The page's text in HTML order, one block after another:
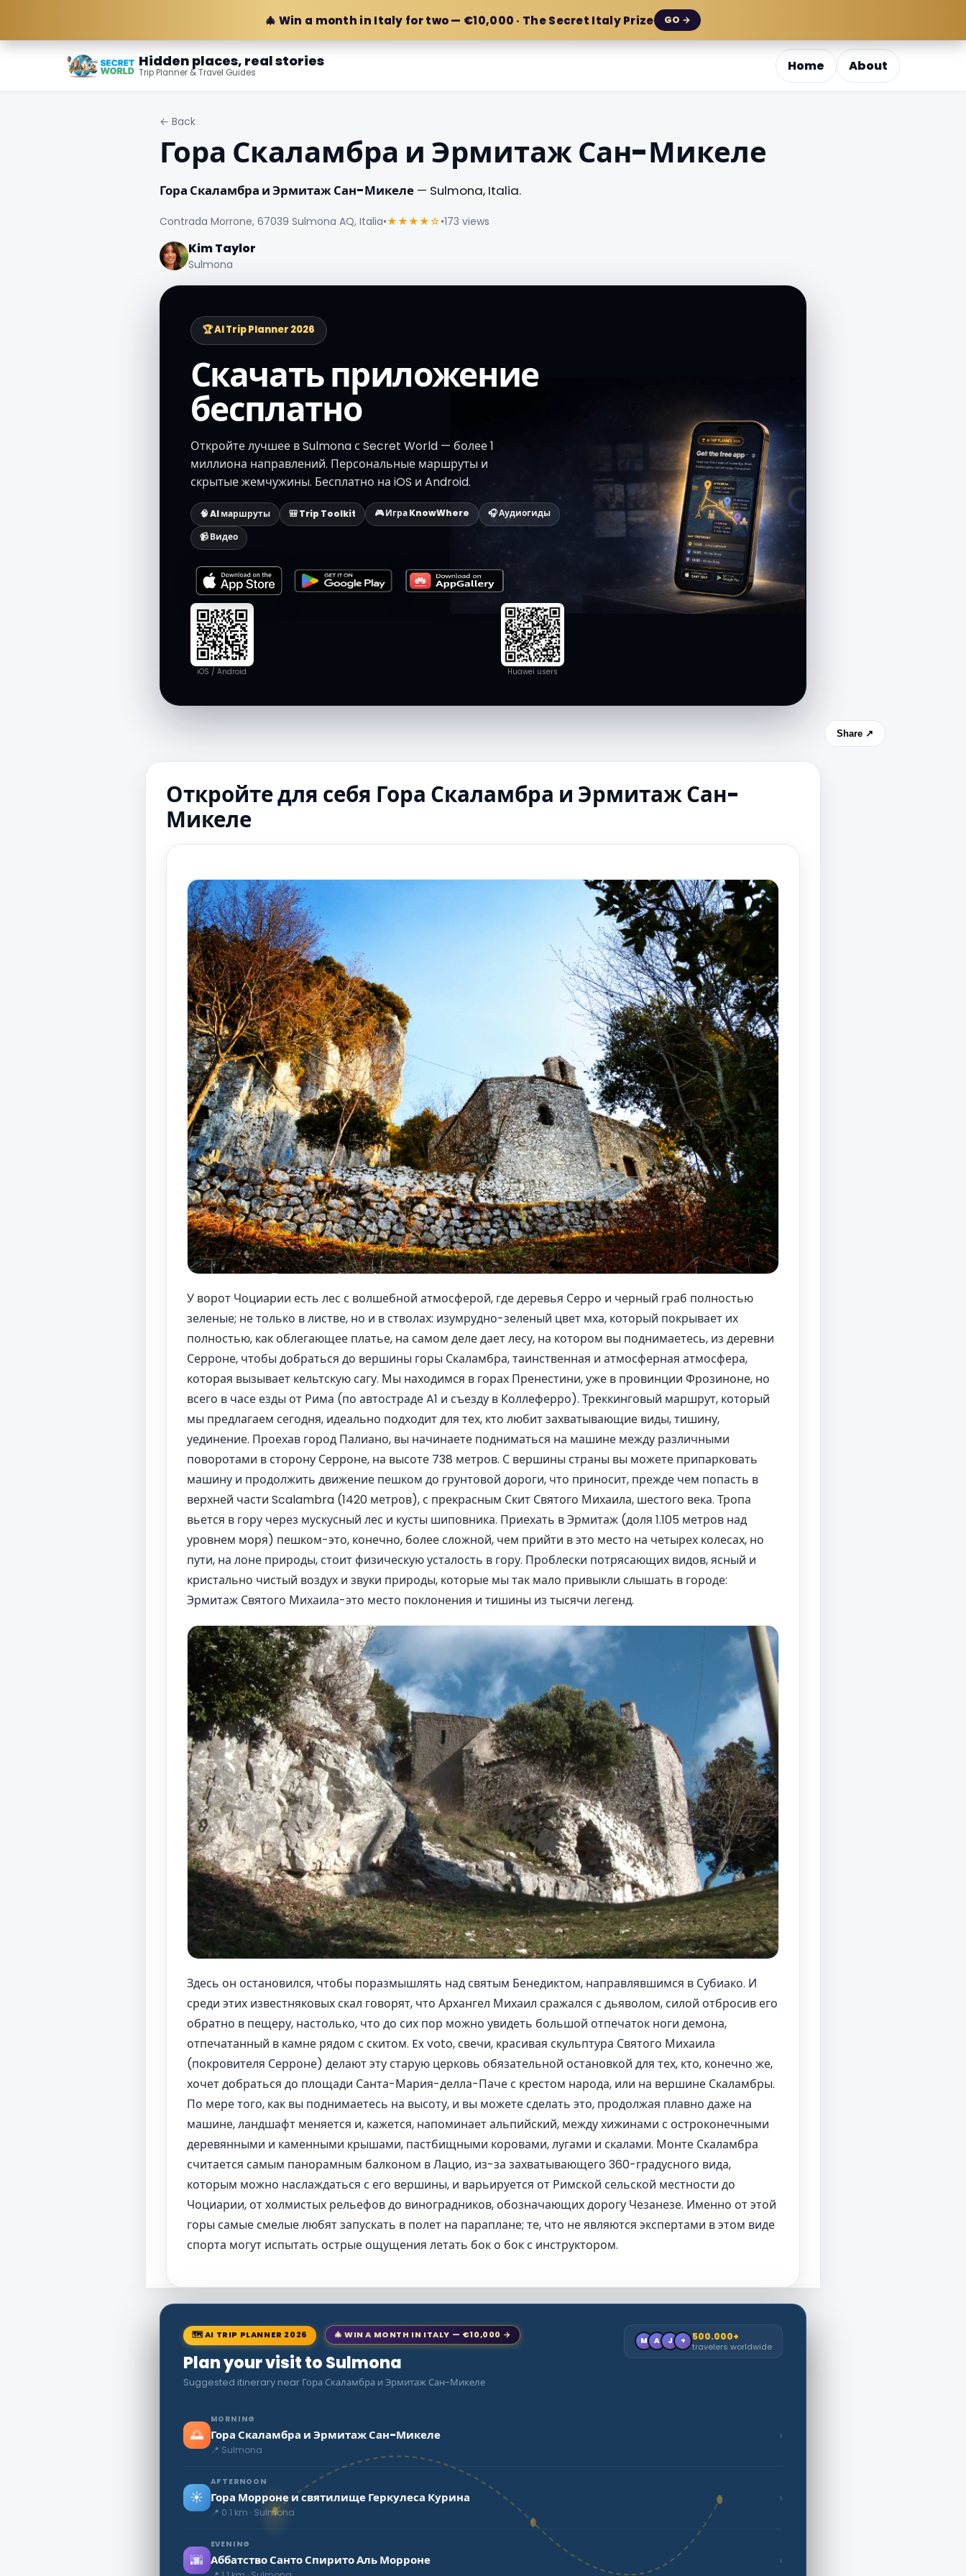
🎄 Win a month in Italy for two — €10,000 · The Secret Italy Prize GO →
Hidden places, real stories
Trip Planner & Travel Guides Home About
← Back
Гора Скаламбра и Эрмитаж Сан-Микеле
Гора Скаламбра и Эрмитаж Сан-Микеле— Sulmona, Italia.
Contrada Morrone, 67039 Sulmona AQ, Italia•★★★★☆•173 views
Kim Taylor
Sulmona
🏆 AI Trip Planner 2026
Скачать приложение
бесплатно
Откройте лучшее в Sulmona с Secret World — более 1
миллиона направлений. Персональные маршруты и
скрытые жемчужины. Бесплатно на iOS и Android.
🧠 AI маршруты 🎒 Trip Toolkit 🎮 Игра KnowWhere
🎧 Аудиогиды
📹 Видео
iOS / Android Huawei users
Share ↗
Откройте для себя Гора Скаламбра и Эрмитаж Сан-
Микеле
У ворот Чоциарии есть лес с волшебной атмосферой, где деревья Серро и черный граб полностью
зеленые; не только в листве, но и в стволах: изумрудно-зеленый цвет мха, который покрывает их
полностью, как облегающее платье, на самом деле дает лесу, на котором вы поднимаетесь, из деревни
Серроне, чтобы добраться до вершины горы Скаламбра, таинственная и атмосферная атмосфера,
которая вызывает кельтскую сагу. Мы находимся в горах Пренестини, уже в провинции Фрозиноне, но
всего в часе езды от Рима (по автостраде A1 и съезду в Коллеферро). Треккинговый маршрут, который
мы предлагаем сегодня, идеально подходит для тех, кто любит захватывающие виды, тишину,
уединение. Проехав город Палиано, вы начинаете подниматься на машине между различными
поворотами в сторону Серроне, на высоте 738 метров. С вершины страны вы можете припарковать
машину и продолжить движение пешком до грунтовой дороги, что приносит, прежде чем попасть в
верхней части Scalambra (1420 метров), с прекрасным Скит Святого Михаила, шестого века. Тропа
вьется в гору через мускусный лес и кусты шиповника. Приехать в Эрмитаж (доля 1.105 метров над
уровнем моря) пешком-это, конечно, более сложной, чем прийти в это место на четырех колесах, но
пути, на лоне природы, стоит физическую усталость в гору. Проблески потрясающих видов, ясный и
кристально чистый воздух и звуки природы, которые мы так мало привыкли слышать в городе:
Эрмитаж Святого Михаила-это место поклонения и тишины из тысячи легенд.
Здесь он остановился, чтобы поразмышлять над святым Бенедиктом, направлявшимся в Субиако. И
среди этих известняковых скал говорят, что Архангел Михаил сражался с дьяволом, силой отбросив его
обратно в пещеру, настолько, что до сих пор можно увидеть большой отпечаток ноги демона,
отпечатанный в камне рядом с скитом. Ex voto, свечи, красивая скульптура Святого Михаила
(покровителя Серроне) делают эту старую церковь обязательной остановкой для тех, кто, конечно же,
хочет добраться до площади Санта-Мария-делла-Паче с крестом народа, или на вершине Скаламбры.
По мере того, как вы поднимаетесь на высоту, и вы можете сделать это, продолжая плавно даже на
машине, ландшафт меняется и, кажется, напоминает альпийский, между хижинами с остроконечными
деревянными и каменными крышами, пастбищными коровами, лугами и скалами. Монте Скаламбра
считается самым панорамным балконом в Лацио, из-за захватывающего 360-градусного вида,
которым можно наслаждаться с его вершины, и варьируется от Римской сельской местности до
Чоциарии, от холмистых рельефов до виноградников, обозначающих дорогу Чезанезе. Именно от этой
горы самые смелые любят запускать в полет на параплане; те, что не являются экспертами в этом виде
спорта могут испытать острые ощущения летать бок о бок с инструктором.
🗺 AI TRIP PLANNER 2026 🎄 WIN A MONTH IN ITALY — €10,000 →
Plan your visit to Sulmona
Suggested itinerary near Гора Скаламбра и Эрмитаж Сан-Микеле
M A J + 500.000+
travelers worldwide
🌅
MORNING
Гора Скаламбра и Эрмитаж Сан-Микеле
📍 Sulmona
›
☀️
AFTERNOON
Гора Морроне и святилище Геркулеса Курина
📍 0.1 km · Sulmona
›
🌆
EVENING
Аббатство Санто Спирито Аль Морроне ›